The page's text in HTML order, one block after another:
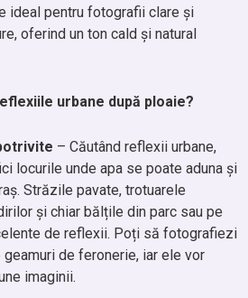
ideal pentru fotografii clare și
oferind un ton cald și natural
urbane după ploaie?
– Căutând reflexii urbane,
locurile unde apa se poate aduna și
Străzile pavate, trotuarele
și chiar bălțile din parc sau pe
de reflexii. Poți să fotografiezi
de feronerie, iar ele vor
imaginii.